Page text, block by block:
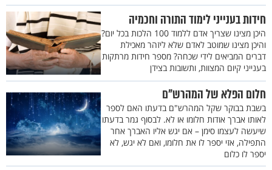
חידות בענייני לימוד התורה וחכמיה
היכן מצינו שצריך אדם ללמוד 100 הלכות בכל יום?
והיכן מצינו שמוטב לאדם שלא ליזהר מאכילת
דברים המביאים לידי שכחה? מספר חידות מרתקות
בענייני קיום המצוות, ותשובות בצידן
חלום הפלא של המהרש"ם
בשבת בבוקר שקל המהרש"ם בדעתו האם לספר
לאותו אברך אודות חלומו או לא. לבסוף גמר בדעתו
שיעשה לעצמו סימן – אם יגש אליו האברך אחר
התפילה, אזי יספר לו את חלומו, ואם לא יגש, לא
יספר לו כלום